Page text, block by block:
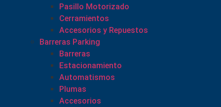
Pasillo Motorizado
Cerramientos
Accesorios y Repuestos
Barreras Parking
Barreras
Estacionamiento
Automatismos
Plumas
Accesorios